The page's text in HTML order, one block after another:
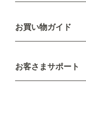
新規会員登録
お買い物ガイド
配送について
不良品・返品について
お客さまサポート